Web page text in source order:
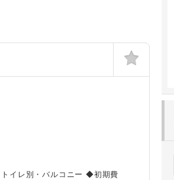
イレ別・バルコニー ◆初期費